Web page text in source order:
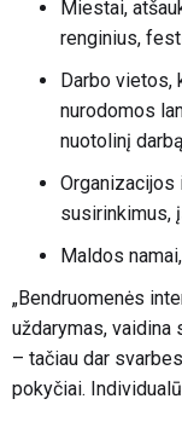
Miestai,
renginius,
Darbo vietos,
nurodomos
nuotolinį darbą
Organizacijos
susirinkimus,
Maldos
„Bendruomenės
uždarymas, vaidina
– tačiau dar
pokyčiai.